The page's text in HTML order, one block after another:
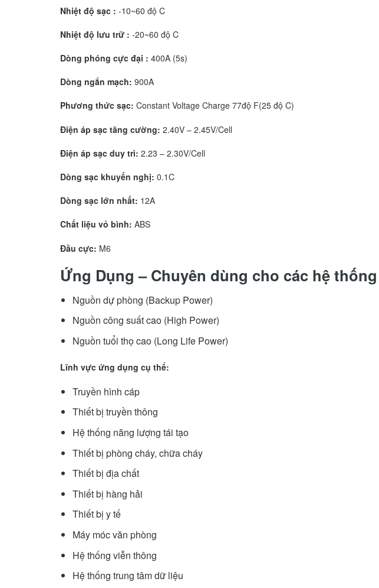
Nhiệt độ sạc : -10~60 độ C
Nhiệt độ lưu trữ : -20~60 độ C
Dòng phóng cực đại : 400A (5s)
Dòng ngắn mạch: 900A
Phương thức sạc: Constant Voltage Charge 77độ F(25 độ C)
Điện áp sạc tăng cường: 2.40V – 2.45V/Cell
Điện áp sạc duy trì: 2.23 – 2.30V/Cell
Dòng sạc khuyến nghị: 0.1C
Dòng sạc lớn nhất: 12A
Chất liệu vỏ bình: ABS
Đầu cực: M6
Ứng Dụng – Chuyên dùng cho các hệ
Nguồn dự phòng (Backup Power)
Nguồn công suất cao (High Power)
Nguồn tuổi thọ cao (Long Life Power)
Lĩnh vực ứng dụng cụ thể:
Truyền hình cáp
Thiết bị truyền thông
Hệ thống năng lượng tái tạo
Thiết bị phòng cháy, chữa cháy
Thiết bị địa chất
Thiết bị hàng hải
Thiết bị y tế
Máy móc văn phòng
Hệ thống viễn thông
Hệ thống trung tâm dữ liệu